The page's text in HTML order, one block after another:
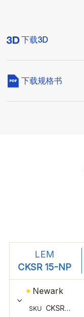
下载3D
下载规格书